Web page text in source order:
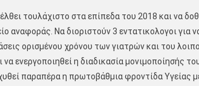
τουλάχιστο στα επίπεδα του 2018 και να
αναφοράς. Να διοριστούν 3 εντατικολογοι για
ορισμένου χρόνου των γιατρών και του
ενεργοποιηθεί η διαδικασία μονιμοποίησής
παραπέρα η πρωτοβάθμια φροντίδα Υγείας